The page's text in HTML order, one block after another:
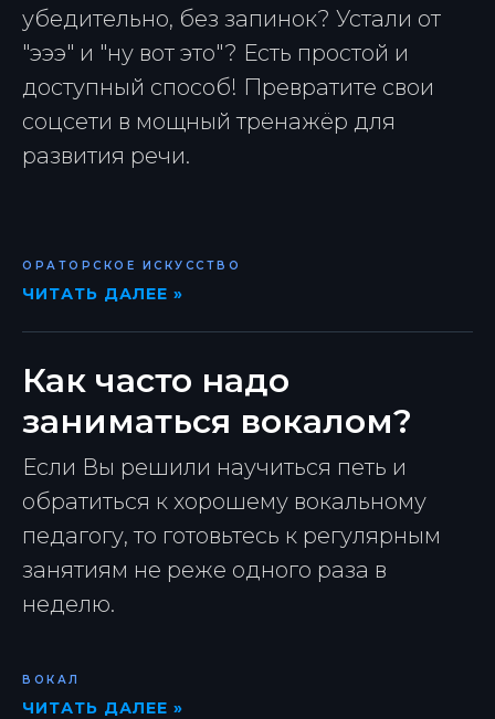
убедительно, без запинок? Устали от
"эээ" и "ну вот это"? Есть простой и
доступный способ! Превратите свои
соцсети в мощный тренажёр для
развития речи.
ОРАТОРСКОЕ ИСКУССТВО
ЧИТАТЬ ДАЛЕЕ »
Как часто надо
заниматься вокалом?
Если Вы решили научиться петь и
обратиться к хорошему вокальному
педагогу, то готовьтесь к регулярным
занятиям не реже одного раза в
неделю.
ВОКАЛ
ЧИТАТЬ ДАЛЕЕ »